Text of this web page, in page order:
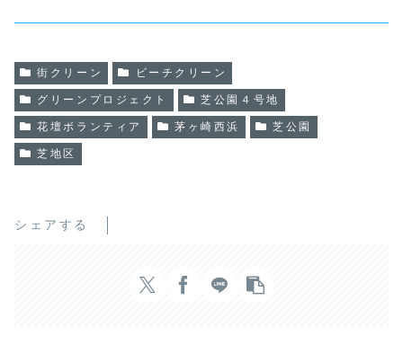
街クリーン ビーチクリーン
グリーンプロジェクト 芝公園４号地
花壇ボランティア 茅ヶ崎西浜 芝公園
芝地区
シェアする